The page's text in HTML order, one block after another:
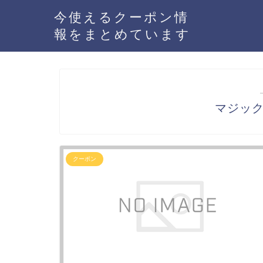
今使えるクーポン情
報をまとめています
マジッ
クーポン